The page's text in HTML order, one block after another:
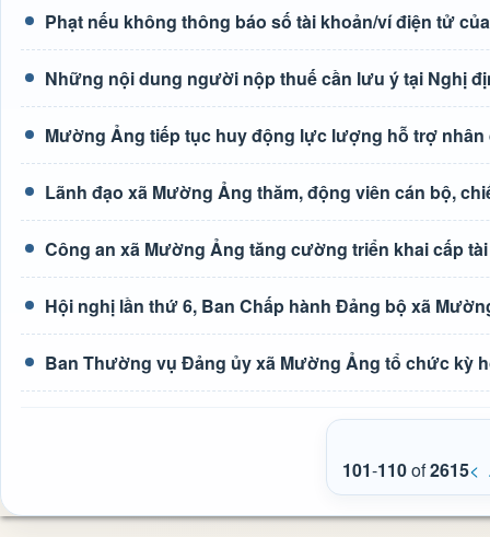
Phạt nếu không thông báo số tài khoản/ví điện tử
Những nội dung người nộp thuế cần lưu ý tại Nghị
Mường Ảng tiếp tục huy động lực lượng hỗ trợ nhân
Lãnh đạo xã Mường Ảng thăm, động viên cán bộ,
Công an xã Mường Ảng tăng cường triển khai cấp
Hội nghị lần thứ 6, Ban Chấp hành Đảng bộ xã
Ban Thường vụ Đảng ủy xã Mường Ảng tổ chức kỳ
101-110of2615<